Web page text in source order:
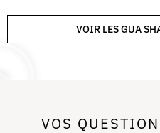
VOIR LES GUA
VOS